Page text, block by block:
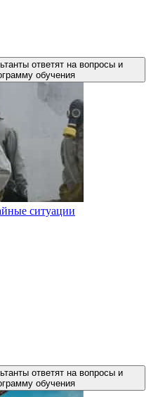
ответят на вопросы и
обучения
ситуации
ответят на вопросы и
обучения